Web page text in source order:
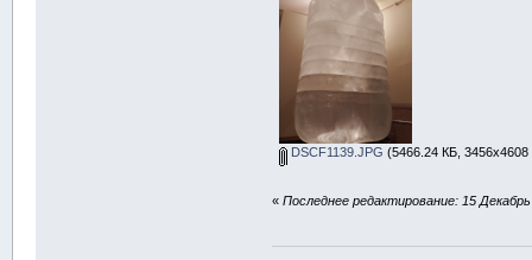
DSCF1139.JPG (5466.24 КБ,
«Последнее редактирование: 15